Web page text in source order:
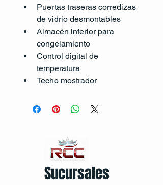
Puertas traseras corredizas
de vidrio desmontables
Almacén inferior para
congelamiento
Control digital de
temperatura
Techo mostrador
Sucursales